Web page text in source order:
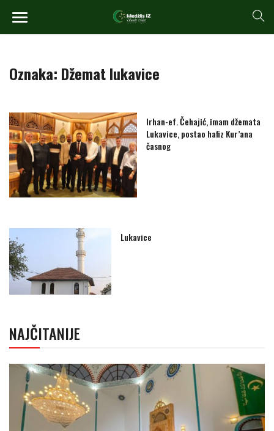
Oznaka: Džemat lukavice
Irhan-ef. Čehajić, imam džemata
Lukavice, postao hafiz Kur’ana
časnog
Lukavice
NAJČITANIJE